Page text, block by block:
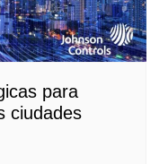
para
ciudades